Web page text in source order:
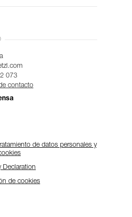
073
contacto
de datos personales y
Declaration
de cookies